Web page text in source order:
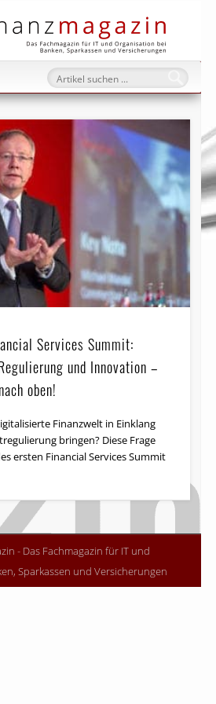
Ser­vices Summit:
und Innovation –
oben!
Finanzwelt in Einklang
bringen? Diese Frage
ersten Financial Services Summit
- Das Fachmagazin für IT und
Sparkassen und Versicherungen